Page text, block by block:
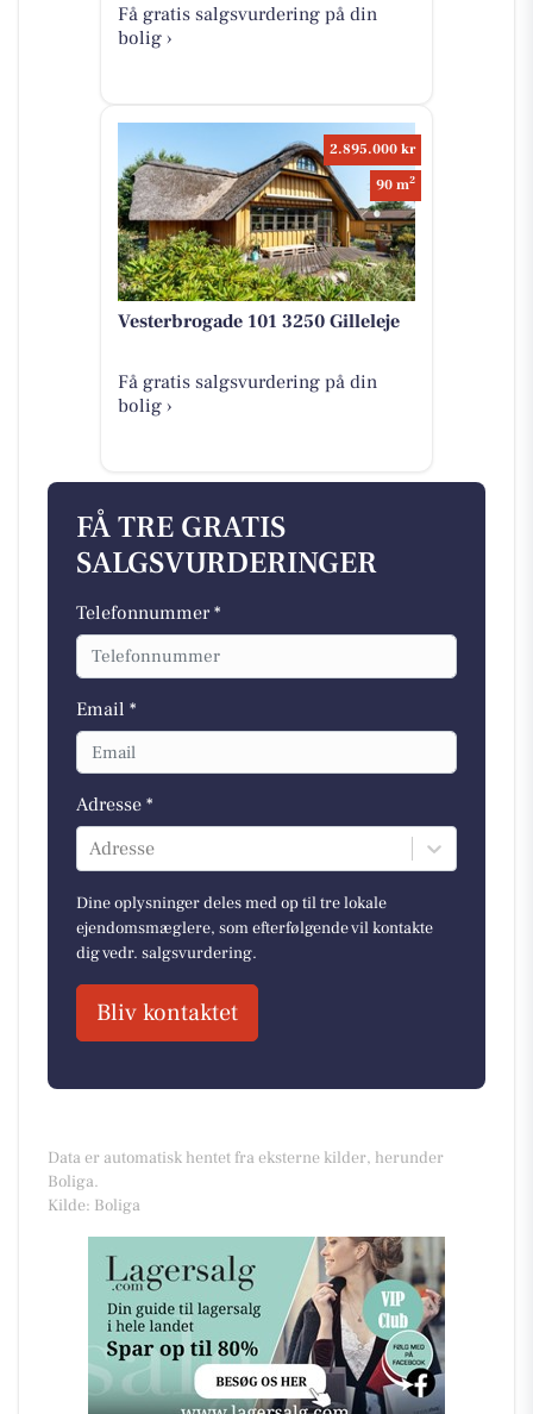
Få gratis salgsvurdering på din
bolig ›
2.895.000 kr
90 m2
Vesterbrogade 101 3250 Gilleleje
Få gratis salgsvurdering på din
bolig ›
FÅ TRE GRATIS
SALGSVURDERINGER
Telefonnummer *
Email *
Adresse *
Adresse
Dine oplysninger deles med op til tre lokale
ejendomsmæglere, som efterfølgende vil kontakte
dig vedr. salgsvurdering.
Bliv kontaktet
Data er automatisk hentet fra eksterne kilder, herunder
Boliga.
Kilde: Boliga